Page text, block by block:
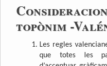
topònim -
Les regles
que totes les